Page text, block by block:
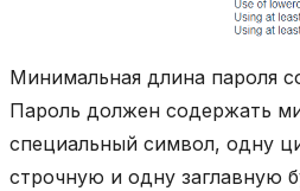
Минимальная длина пароля
Пароль должен содержать
специальный символ, одну
строчную и одну заглавную